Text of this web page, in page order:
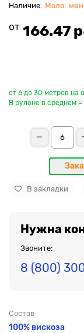
Мало:
от 166.47 р
от 6 до 30 метров на
В рулоне в среднем
В закладки
Нужна
Звоните:
8 (800)
Состав
100% вискоза